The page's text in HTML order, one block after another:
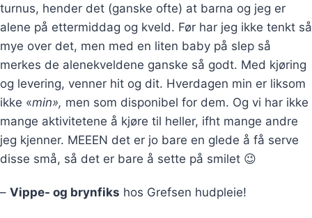
turnus, hender det (ganske ofte) at barna og jeg er
alene på ettermiddag og kveld. Før har jeg ikke tenkt så
mye over det, men med en liten baby på slep så
merkes de alenekveldene ganske så godt. Med kjøring
og levering, venner hit og dit. Hverdagen min er liksom
ikke «min», men som disponibel for dem. Og vi har ikke
mange aktivitetene å kjøre til heller, ifht mange andre
jeg kjenner. MEEEN det er jo bare en glede å få serve
disse små, så det er bare å sette på smilet 😉
– Vippe- og brynfiks hos Grefsen hudpleie!